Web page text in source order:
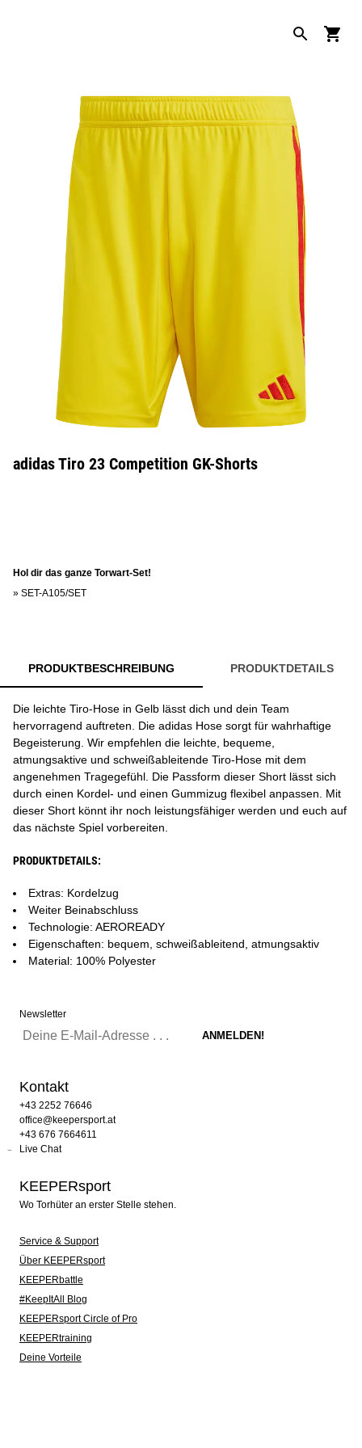
adidas Tiro 23 Competition GK-Shorts
Hol dir das ganze Torwart-Set!
» SET-A105/SET
PRODUKTBESCHREIBUNG PRODUKTDETAILS
Die leichte Tiro-Hose in Gelb lässt dich und dein Team
hervorragend auftreten. Die adidas Hose sorgt für wahrhaftige
Begeisterung. Wir empfehlen die leichte, bequeme,
atmungsaktive und schweißableitende Tiro-Hose mit dem
angenehmen Tragegefühl. Die Passform dieser Short lässt sich
durch einen Kordel- und einen Gummizug flexibel anpassen. Mit
dieser Short könnt ihr noch leistungsfähiger werden und euch auf
das nächste Spiel vorbereiten.
PRODUKTDETAILS:
Extras: Kordelzug
Weiter Beinabschluss
Technologie: AEROREADY
Eigenschaften: bequem, schweißableitend, atmungsaktiv
Material: 100% Polyester
Newsletter
Kontakt
+43 2252 76646
office@keepersport.at
+43 676 7664611
Live Chat
KEEPERsport
Wo Torhüter an erster Stelle stehen.
Service & Support
Über KEEPERsport
KEEPERbattle
#KeepItAll Blog
KEEPERsport Circle of Pro
KEEPERtraining
Deine Vorteile